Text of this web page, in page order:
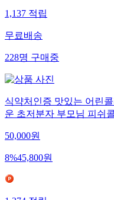
1,137 적립
무료배송
228명 구매중
식약처인증 맛있는 어린
운 초저분자 부모님 피쉬
50,000원
8%45,800원